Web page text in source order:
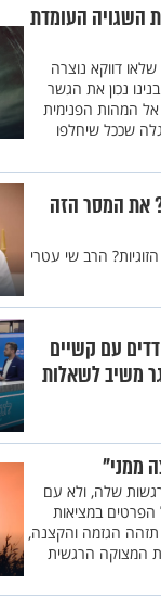
השגויה העומדת
דווקא נוצרה
נכון את הגשר
אל המהות הפנימית
שככל שיחלפו
את המסר הזה
הרב שי עטרי
עם קשיים
משיב לשאלות
ממני"
שלה, ולא עם
הפרטים במציאות
תזהה הגזמה והקצנה,
המצוקה הרגשית